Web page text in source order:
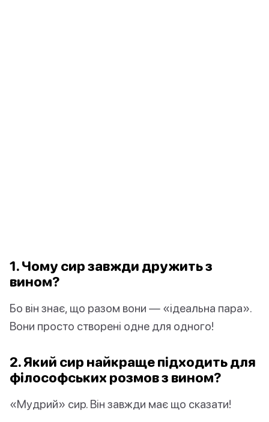
1. Чому сир завжди дружить з
вином?
Бо він знає, що разом вони — «ідеальна пара».
Вони просто створені одне для одного!
2. Який сир найкраще підходить для
філософських розмов з вином?
«Мудрий» сир. Він завжди має що сказати!